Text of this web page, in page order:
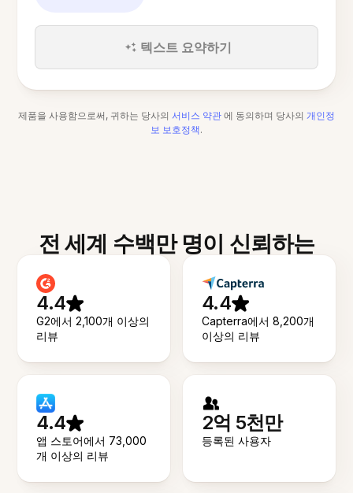
텍스트 요약하기
제품을 사용함으로써, 귀하는 당사의 서비스 약관 에 동의하며 당사의 개인정
보 보호정책.
전 세계 수백만 명이 신뢰하는
4.4
G2에서 2,100개 이상의
리뷰
4.4
Capterra에서 8,200개
이상의 리뷰
4.4
앱 스토어에서 73,000
개 이상의 리뷰
2억 5천만
등록된 사용자